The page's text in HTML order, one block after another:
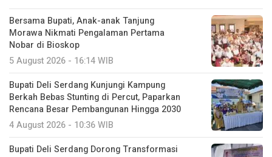
Bersama Bupati, Anak-anak Tanjung
Morawa Nikmati Pengalaman Pertama
Nobar di Bioskop
5 August 2026 - 16:14 WIB
Bupati Deli Serdang Kunjungi Kampung
Berkah Bebas Stunting di Percut, Paparkan
Rencana Besar Pembangunan Hingga 2030
4 August 2026 - 10:36 WIB
Bupati Deli Serdang Dorong Transformasi